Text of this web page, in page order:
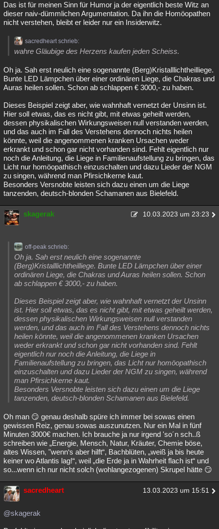
Das ist für meinen Sinn für Humor ja der eigentlich beste Witz an
dieser naiv-dümmlichen Argumentation. Da ihn die Homöopathen
nicht verstehen, bleibt er leider nur ein Insiderwitz.
sacredheart schrieb:
wahre Gläubige des Herzens kaufen jeden Scheiss.
Oh ja. Sah erst neulich eine sogenannte (Berg)Kristalllichtheilliege.
Bunte LED Lämpchen über einer ordinären Liege, die Chakras und
Auras heilen sollen. Schon ab schlappen € 3000,- zu haben.
Dieses Beispiel zeigt aber, wie wahnhaft vernetzt der Unsinn ist.
Hier soll etwas, das es nicht gibt, mit etwas geheilt werden,
dessen physikalischen Wirkungsweisen null verstanden werden,
und das auch im Fall des Verstehens dennoch nichts heilen
könnte, weil die angenommenen kranken Ursachen weder
erkrankt und schon gar nicht vorhanden sind. Fehlt eigentlich nur
noch die Anleitung, die Liege in Familienaufstellung zu bringen, das
Licht nur homöopathisch einzuschalten und dazu Lieder der NGM
zu singen, während man Pfirsichkerne kaut.
Besonders Versnobte leisten sich dazu einen um die Liege
tanzenden, deutsch-blonden Schamanen aus Bielefeld.
skagerak 10.03.2023 um 23:23
off-peak schrieb:
Oh ja. Sah erst neulich eine sogenannte
(Berg)Kristalllichtheilliege. Bunte LED Lämpchen über einer
ordinären Liege, die Chakras und Auras heilen sollen. Schon
ab schlappen € 3000,- zu haben.
Dieses Beispiel zeigt aber, wie wahnhaft vernetzt der Unsinn
ist. Hier soll etwas, das es nicht gibt, mit etwas geheilt werden,
dessen physikalischen Wirkungsweisen null verstanden
werden, und das auch im Fall des Verstehens dennoch nichts
heilen könnte, weil die angenommenen kranken Ursachen
weder erkrankt und schon gar nicht vorhanden sind. Fehlt
eigentlich nur noch die Anleitung, die Liege in
Familienaufstellung zu bringen, das Licht nur homöopathisch
einzuschalten und dazu Lieder der NGM zu singen, während
man Pfirsichkerne kaut.
Besonders Versnobte leisten sich dazu einen um die Liege
tanzenden, deutsch-blonden Schamanen aus Bielefeld.
Oh man 😏 genau deshalb spüre ich immer bei sowas einen
gewissen Reiz, genau sowas auszunutzen. Nur ein Mal in fünf
Minuten 3000€ machen. Ich brauche ja nur irgend 'so´n sch..ß
schreiben wie „Energie, Mensch, Natur, Kräuter, Chemie böse,
altes Wissen, "wenn‘s aber hilft“, Bachblüten, „weiß ja bis heute
keiner wo Atlantis lag!“, weil „die Erde ja in Wahrheit flach ist“ und
so...wenn ich nur nicht solch (wohlangezogenen) Skrupel hätte 😏
sacredheart 13.03.2023 um 15:51
@skagerak